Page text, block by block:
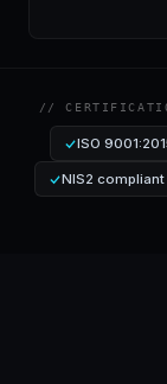
//
ISO
NIS2 compliant